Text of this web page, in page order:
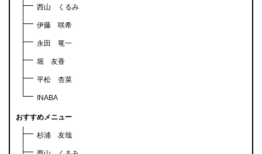
西山 くるみ
伊藤 咲希
永田 竜一
堀 友香
平松 杏菜
INABA
おすすめメニュー
杉浦 友哉